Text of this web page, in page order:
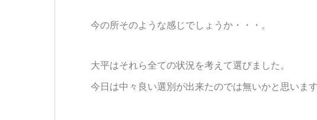
今の所そのような感じでしょうか・・・。
大平はそれら全ての状況を考えて選びました。
今日は中々良い選別が出来たのでは無いかと思います